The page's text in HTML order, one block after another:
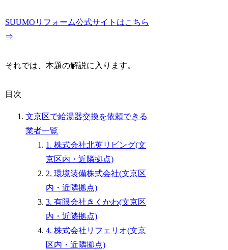
SUUMOリフォーム公式サイトはこちら
⇒
それでは、本題の解説に入ります。
目次
文京区で給湯器交換を依頼できる
業者一覧
1. 株式会社北英リビング(文
京区内・近隣拠点)
2. 環境装備株式会社(文京区
内・近隣拠点)
3. 有限会社きくかわ(文京区
内・近隣拠点)
4. 株式会社リフェリオ(文京
区内・近隣拠点)